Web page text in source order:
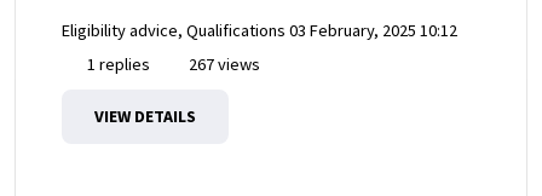
Eligibility advice, Qualifications 03 February, 2025 10:12
1 replies
267 views
VIEW DETAILS